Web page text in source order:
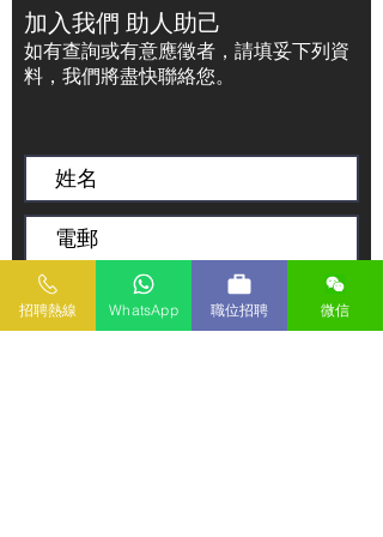
加入我們 助人助己
如有查詢或有意應徵者，請填妥下列資
料，我們將盡快聯絡您。
招聘熱線 WhatsApp 職位招聘 微信